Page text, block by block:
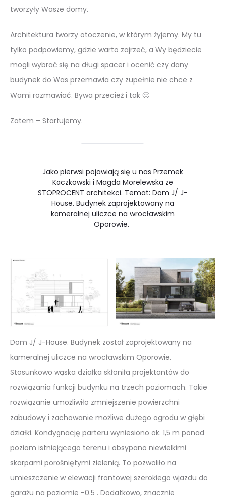
tworzyły Wasze domy.
Architektura tworzy otoczenie, w którym żyjemy. My tu
tylko podpowiemy, gdzie warto zajrzeć, a Wy będziecie
mogli wybrać się na długi spacer i ocenić czy dany
budynek do Was przemawia czy zupełnie nie chce z
Wami rozmawiać. Bywa przecież i tak 🙂
Zatem – Startujemy.
Jako pierwsi pojawiają się u nas Przemek
Kaczkowski i Magda Morelewska ze
STOPROCENT architekci. Temat: Dom J/ J-
House. Budynek zaprojektowany na
kameralnej uliczce na wrocławskim
Oporowie.
Dom J/ J-House. Budynek został zaprojektowany na
kameralnej uliczce na wrocławskim Oporowie.
Stosunkowo wąska działka skłoniła projektantów do
rozwiązania funkcji budynku na trzech poziomach. Takie
rozwiązanie umożliwiło zmniejszenie powierzchni
zabudowy i zachowanie możliwe dużego ogrodu w głębi
działki. Kondygnację parteru wyniesiono ok. 1,5 m ponad
poziom istniejącego terenu i obsypano niewielkimi
skarpami porośniętymi zielenią. To pozwoliło na
umieszczenie w elewacji frontowej szerokiego wjazdu do
garażu na poziomie -0.5 . Dodatkowo, znacznie